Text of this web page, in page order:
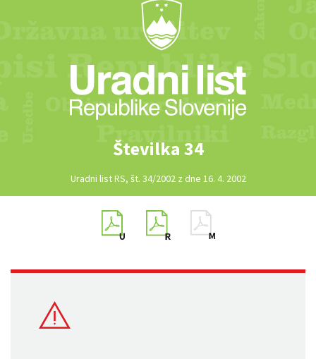
Številka 34
Uradni list RS, št. 34/2002 z dne 16. 4. 2002